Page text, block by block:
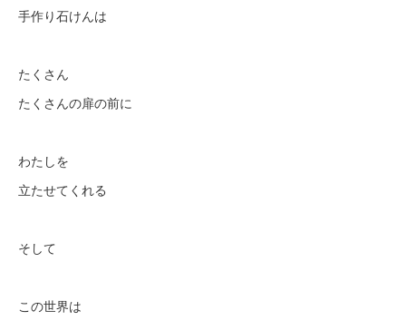
手作り石けんは
たくさん
たくさんの扉の前に
わたしを
立たせてくれる
そして
この世界は